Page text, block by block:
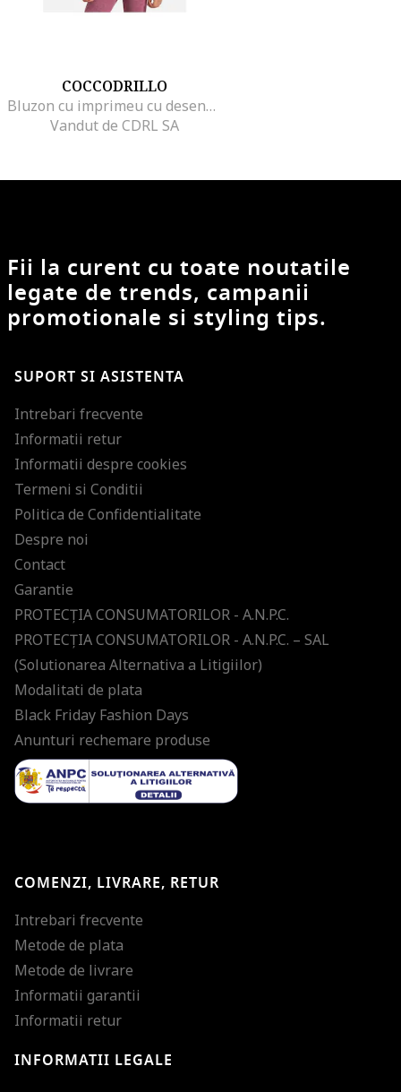
COCCODRILLO
Bluzon cu imprimeu cu desene animate, Alb,
Vandut de CDRL SA
Fii la curent cu toate noutatile
legate de trends, campanii
promotionale si styling tips.
SUPORT SI ASISTENTA
Intrebari frecvente
Informatii retur
Informatii despre cookies
Termeni si Conditii
Politica de Confidentialitate
Despre noi
Contact
Garantie
PROTECŢIA CONSUMATORILOR - A.N.P.C.
PROTECŢIA CONSUMATORILOR - A.N.P.C. – SAL
(Solutionarea Alternativa a Litigiilor)
Modalitati de plata
Black Friday Fashion Days
Anunturi rechemare produse
COMENZI, LIVRARE, RETUR
Intrebari frecvente
Metode de plata
Metode de livrare
Informatii garantii
Informatii retur
INFORMATII LEGALE